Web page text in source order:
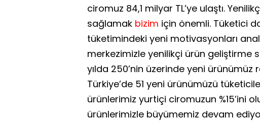
ciromuz 84,1 milyar TL’ye ulaştı.
sağlamak bizim için önemli. Tüketici
tüketimindeki yeni motivasyonları
merkezimizle yenilikçi ürün geliştirme
yılda 250’nin üzerinde yeni ürünümüz
Türkiye’de 51 yeni ürünümüzü
ürünlerimiz yurtiçi ciromuzun %15’ini
ürünlerimizle büyümemiz devam